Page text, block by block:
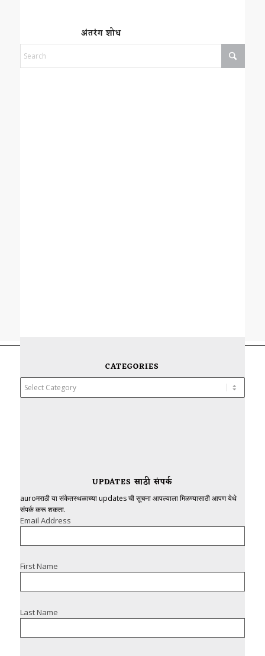
अंतरंग शोध
CATEGORIES
Categories
UPDATES साठी संपर्क
auroमराठी या संकेतस्थळाच्या updates ची सूचना आपल्याला मिळण्यासाठी आपण येथे
संपर्क करू शकता.
Email Address
First Name
Last Name